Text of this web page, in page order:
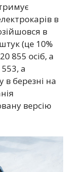
в
в
(це 10%
855 осіб, а
а
в березні на
версію